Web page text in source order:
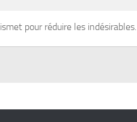
pour réduire les indésirables.